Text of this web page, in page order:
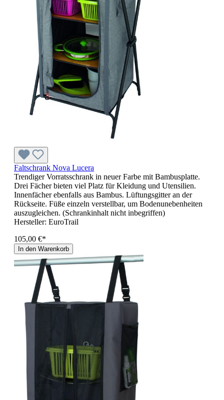
Faltschrank Nova Lucera
Trendiger Vorratsschrank in neuer Farbe mit Bambusplatte.
Drei Fächer bieten viel Platz für Kleidung und Utensilien.
Innenfächer ebenfalls aus Bambus. Lüftungsgitter an der
Rückseite. Füße einzeln verstellbar, um Bodenunebenheiten
auszugleichen. (Schrankinhalt nicht inbegriffen)
Hersteller: EuroTrail
105,00 €*
In den Warenkorb